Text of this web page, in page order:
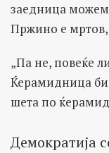
заедница
Пржино е мртов,
„Па не, повеќе
Ќерамидница
шета по
Демократија